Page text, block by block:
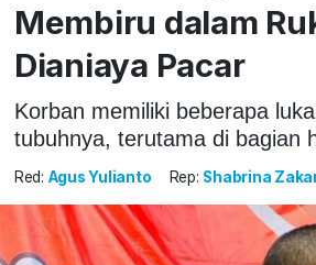
Membiru dalam
Dianiaya Pacar
Korban memiliki beberapa
tubuhnya, terutama di bagian
Red: Agus Yulianto Rep: Shabrina